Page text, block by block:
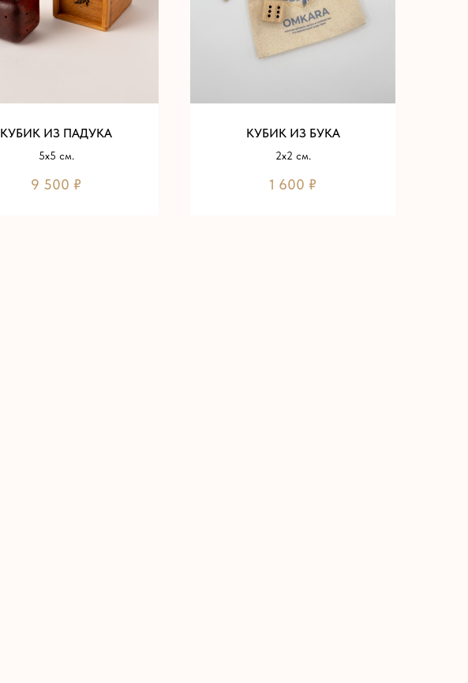
КУБИК ИЗ ПАДУКА
5х5 см.
9 500 ₽
КУБИК ИЗ БУКА
2х2 см.
1 600 ₽